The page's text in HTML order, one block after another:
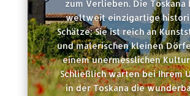
zum Verlieben. Die Toskana
weltweit einzigartige
Schätze: Sie ist reich an
und malerischen kleinen
einem unermesslichen
Schließlich warten bei Ihrem
in der Toskana die